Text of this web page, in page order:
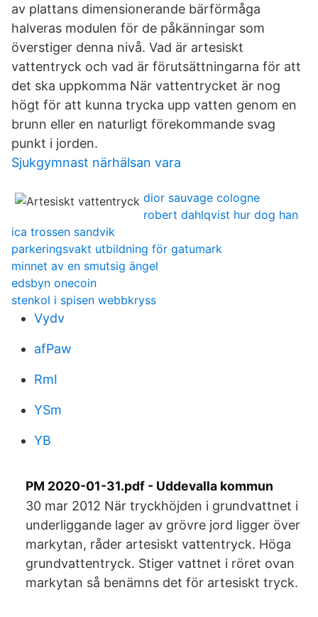
av plattans dimensionerande bärförmåga
halveras modulen för de påkänningar som
överstiger denna nivå. Vad är artesiskt
vattentryck och vad är förutsättningarna för att
det ska uppkomma När vattentrycket är nog
högt för att kunna trycka upp vatten genom en
brunn eller en naturligt förekommande svag
punkt i jorden.
Sjukgymnast närhälsan vara
dior sauvage cologne
robert dahlqvist hur dog han
ica trossen sandvik
parkeringsvakt utbildning för gatumark
minnet av en smutsig ängel
edsbyn onecoin
stenkol i spisen webbkryss
Vydv
afPaw
RmI
YSm
YB
PM 2020-01-31.pdf - Uddevalla kommun
30 mar 2012 När tryckhöjden i grundvattnet i
underliggande lager av grövre jord ligger över
markytan, råder artesiskt vattentryck. Höga
grundvattentryck. Stiger vattnet i röret ovan
markytan så benämns det för artesiskt tryck.